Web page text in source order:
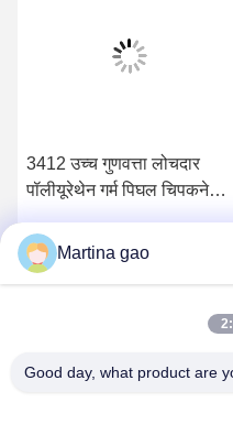
3412 उच्च गुणवत्ता लोचदार
पॉलीयूरेथेन गर्म पिघल चिपकने
Martina gao
Good day, what product are